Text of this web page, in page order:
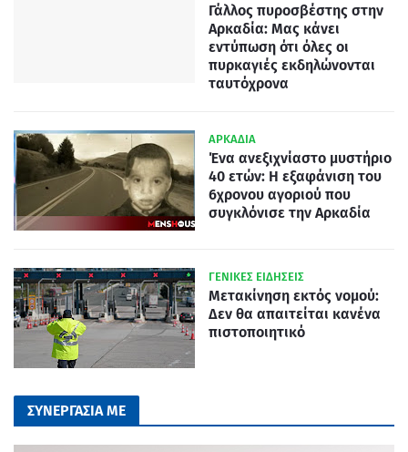
Γάλλος πυροσβέστης στην
Αρκαδία: Μας κάνει
εντύπωση ότι όλες οι
πυρκαγιές εκδηλώνονται
ταυτόχρονα
ΑΡΚΑΔΙΑ
Ένα ανεξιχνίαστο μυστήριο
40 ετών: Η εξαφάνιση του
6χρονου αγοριού που
συγκλόνισε την Αρκαδία
ΓΕΝΙΚΕΣ ΕΙΔΗΣΕΙΣ
Μετακίνηση εκτός νομού:
Δεν θα απαιτείται κανένα
πιστοποιητικό
ΣΥΝΕΡΓΑΣΙΑ ΜΕ